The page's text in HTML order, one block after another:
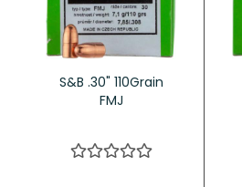
S&B .30" 110Grain
FMJ